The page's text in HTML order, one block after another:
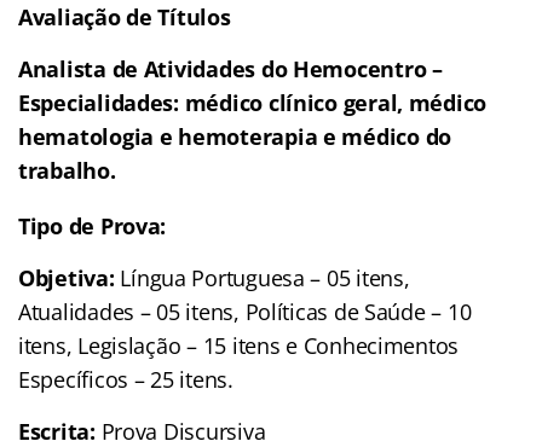
Avaliação de Títulos
Analista de Atividades do Hemocentro –
Especialidades: médico clínico geral, médico
hematologia e hemoterapia e médico do
trabalho.
Tipo de Prova:
Objetiva: Língua Portuguesa – 05 itens,
Atualidades – 05 itens, Políticas de Saúde – 10
itens, Legislação – 15 itens e Conhecimentos
Específicos – 25 itens.
Escrita: Prova Discursiva